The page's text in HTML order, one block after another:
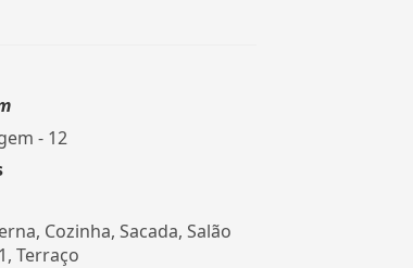
- 12
Cozinha, Sacada, Salão
Terraço